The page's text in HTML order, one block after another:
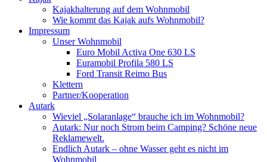
Kajakhalterung auf dem Wohnmobil
Wie kommt das Kajak aufs Wohnmobil?
Impressum
Unser Wohnmobil
Euro Mobil Activa One 630 LS
Euramobil Profila 580 LS
Ford Transit Reimo Bus
Klettern
Partner/Kooperation
Autark
Wieviel „Solaranlage“ brauche ich im Wohnmobil?
Autark: Nur noch Strom beim Camping? Schöne neue
Reklamewelt.
Endlich Autark – ohne Wasser geht es nicht im
Wohnmobil